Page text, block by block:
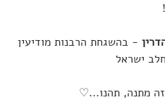
- בהשגחת הרבנות מודיעין
ישראל
מתנה, תהנו...♡